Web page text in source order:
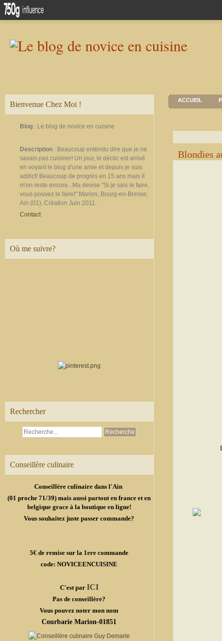
Bienvenue Chez Moi !
Blog : Le blog de novice en cuisine
Description : Beaucoup entendu dire que je ne
savais pas cuisiner! Un jour, le déclic est arrivé
en voyant le blog d'une amie et depuis je suis
addict! Beaucoup de progrès en 15 ans mais il
m'en reste encore...Ma devise "Si je sais le faire,
vous pouvez le faire!" Marion, Bourg-en-Bresse,
Ain (01). Création Juin 2011.
Contact
Où me suivre?
Rechercher
Conseillère culinaire
Conseillère culinaire dans l'Ain
(01 proche 71/39) mais aussi partout en france et en
belgique grace à la boutique en ligne!
Vous souhaitez juste passer commande?
5€ de remise sur la 1ere commande
code: NOVICEENCUISINE
C'est par ICI
Pas de conseillère?
Vous pouvez noter mon nom
Courbarie Marion-01851
ACCUEIL
Blondies